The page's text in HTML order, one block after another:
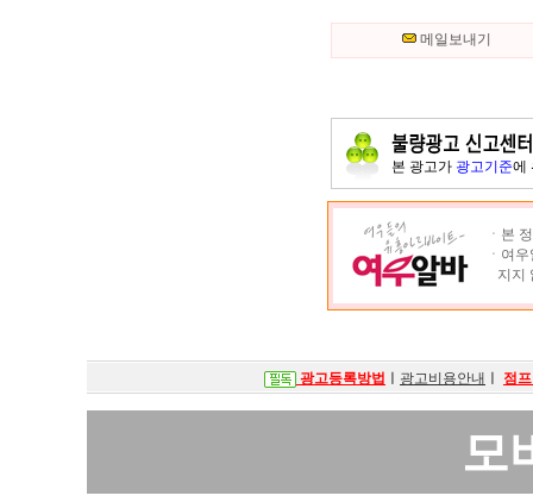
메일보내기
본 광고가 광고기준에
ㆍ본
ㆍ여
지지
광고등록방법 광고비용안내 점
모